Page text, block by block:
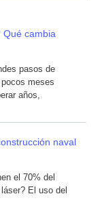
Qué cambia
pasos de
meses
años,
naval
el 70% del
El uso del